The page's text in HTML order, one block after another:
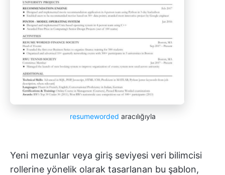
resumeworded aracılığıyla
Yeni mezunlar veya giriş seviyesi veri bilimcisi
rollerine yönelik olarak tasarlanan bu şablon,